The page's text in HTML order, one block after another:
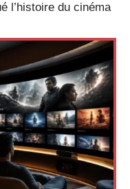
l’histoire du cinéma